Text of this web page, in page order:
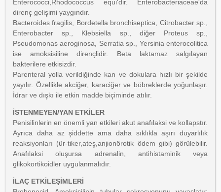
Enterococci,Rhodococcus equi'dir. Enterobacteriaceae'da
direnç gelişimi yaygındır.
Bacteroides fragilis, Bordetella bronchiseptica, Citrobacter sp.,
Enterobacter sp., Klebsiella sp., diğer Proteus sp.,
Pseudomonas aeroginosa, Serratia sp., Yersinia enterocolitica
ise amoksisiline dirençlidir. Beta laktamaz salgılayan
bakterilere etkisizdir.
Parenteral yolla verildiğinde kan ve dokulara hızlı bir şekilde
yayılır. Özellikle akciğer, karaciğer ve böbreklerde yoğunlaşır.
İdrar ve dışkı ile etkin madde biçiminde atılır.
İSTENMEYEN/YAN ETKİLER
Penisilinlerin en önemli yan etkileri akut anafılaksi ve kollapstır.
Ayrıca daha az şiddette ama daha sıklıkla aşırı duyarlılık
reaksiyonları (ür-tiker,ateş,anjionörotik ödem gibi) görülebilir.
Anafılaksi oluşursa adrenalin, antihistaminik veya
glikokortikoidler uygulanmalıdır.
İLAÇ ETKİLEŞİMLERİ